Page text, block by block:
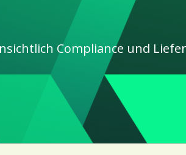
Compliance und